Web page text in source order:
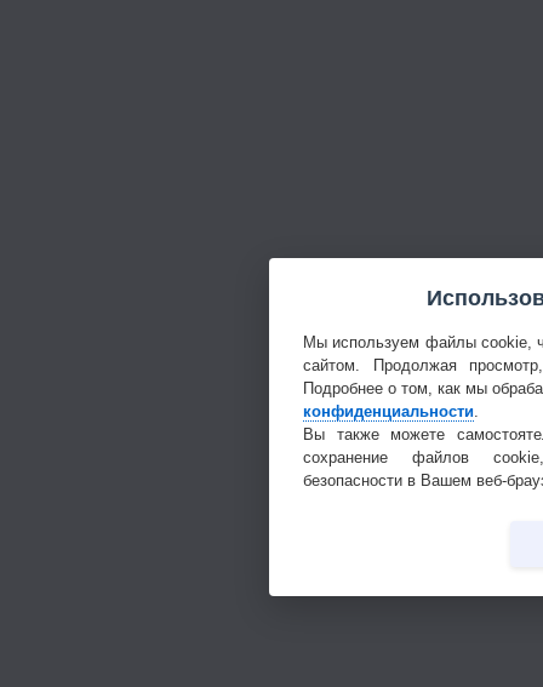
Мы используем файлы cookie,
сайтом. Продолжая
Подробнее о том, как мы
конфиденциальности
Вы также можете
сохранение файлов
безопасности в Вашем веб-